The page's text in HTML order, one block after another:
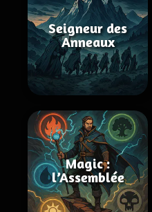
Seigneur des
Anneaux
Magic :
l’Assemblée